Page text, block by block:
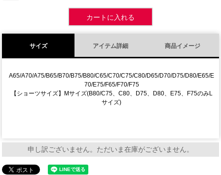
カートに入れる
サイズ アイテム詳細 商品イメージ
A65/A70/A75/B65/B70/B75/B80/C65/C70/C75/C80/D65/D70/D75/D80/E65/E
70/E75/F65/F70/F75
【ショーツサイズ】Mサイズ(B80/C75、C80、D75、D80、E75、F75のみL
サイズ)
申し訳ございません。ただいま在庫がございません。